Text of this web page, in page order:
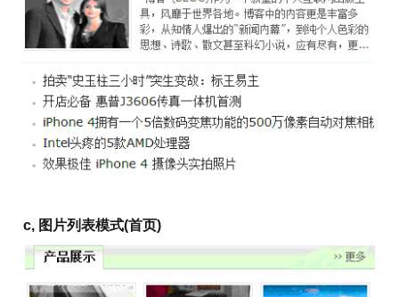
c, 图片列表模式(首页)